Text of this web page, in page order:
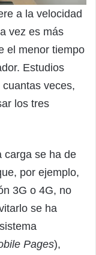
a la velocidad
vez es más
el menor tiempo
Estudios
veces,
los tres
carga se ha de
por ejemplo,
3G o 4G, no
se ha
Pages),